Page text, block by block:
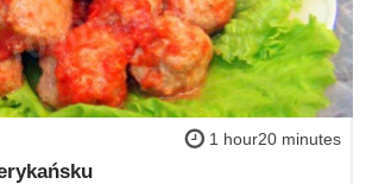
1 hour20 minutes